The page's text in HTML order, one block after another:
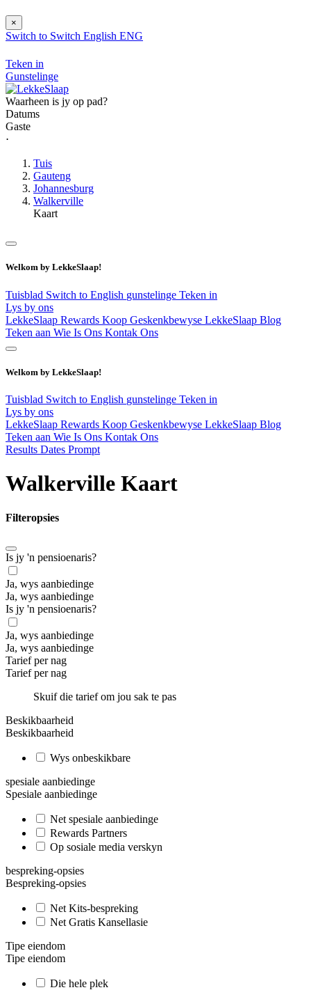
×
Switch to Switch English ENG
Teken in
Gunstelinge
Waarheen is jy op pad?
Datums
Gaste
⋅
Tuis
Gauteng
Johannesburg
Walkerville
Kaart
Welkom by LekkeSlaap!
Tuisblad Switch to English gunstelinge Teken in
Lys by ons
LekkeSlaap Rewards Koop Geskenkbewyse LekkeSlaap Blog
Teken aan Wie Is Ons Kontak Ons
Welkom by LekkeSlaap!
Tuisblad Switch to English gunstelinge Teken in
Lys by ons
LekkeSlaap Rewards Koop Geskenkbewyse LekkeSlaap Blog
Teken aan Wie Is Ons Kontak Ons
Results Dates Prompt
Walkerville Kaart
Filteropsies
Is jy 'n pensioenaris?
Ja, wys aanbiedinge
Ja, wys aanbiedinge
Is jy 'n pensioenaris?
Ja, wys aanbiedinge
Ja, wys aanbiedinge
Tarief per nag
Tarief per nag
Skuif die tarief om jou sak te pas
Beskikbaarheid
Beskikbaarheid
Wys onbeskikbare
spesiale aanbiedinge
Spesiale aanbiedinge
Net spesiale aanbiedinge
Rewards Partners
Op sosiale media verskyn
bespreking-opsies
Bespreking-opsies
Net Kits-bespreking
Net Gratis Kansellasie
Tipe eiendom
Tipe eiendom
Die hele plek